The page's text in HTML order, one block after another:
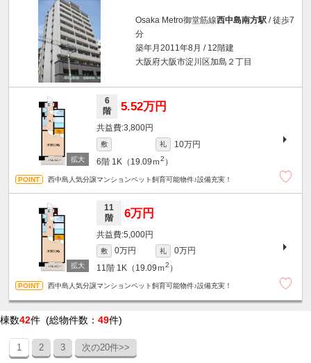
Osaka Metro御堂筋線西中島南方駅 / 徒歩7
分
築年月2011年8月 / 12階建
大阪府大阪市淀川区加島２丁目
6
階
5.52万円
3,800円
敷 礼
10万円
6階 1K（19.09ｍ2 ）
西中島人気分譲マンションペット飼育可能物件♪設備充実！
11
階
6万円
5,000円
敷 0万円 礼
0万円
11階 1K（19.09ｍ2 ）
西中島人気分譲マンションペット飼育可能物件♪設備充実！
棟数42件 (総物件数： 49件)
1 2 3 次の20件>>